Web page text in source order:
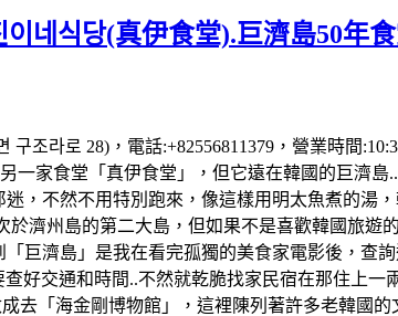
네식당(真伊食堂).巨濟島50年
조라로 28)，電話:+82556811379，營業時間
一家食堂「真伊食堂」，但它遠在韓國的巨濟
，不然不用特別跑來，像這樣用明太魚煮的湯
濟州島的第二大島，但如果不是喜歡韓國旅遊
巨濟島」是我在看完孤獨的美食家電影後，查
好交通和時間..不然就乾脆找家民宿在那住上一
去「海金剛博物館」，這裡陳列著許多老韓國